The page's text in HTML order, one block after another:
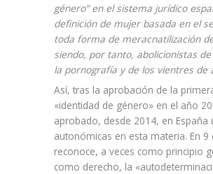
género” en el sistema jurídico
definición de mujer basada en el
toda forma de meracnatilización
siendo, por tanto, abolicionistas
la pornografía y de los vientres de
Así, tras la aprobación de la
«identidad de género» en el año
aprobado, desde 2014, en España
autonómicas en esta materia. En 9
reconoce, a veces como principio
como derecho, la